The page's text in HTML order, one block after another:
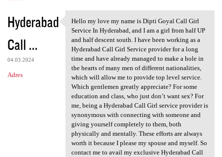
Hyderabad
Call ...
04.03.2024
Adres
Hello my love my name is
Hello my love my name is Dipti Goyal Call Girl
Service In Hyderabad, and I am a girl from half UP
and half descent south. I have been working as a
Hyderabad Call Girl Service provider for a long
time and have already managed to make a hole in
the hearts of many men of different nationalities,
which will allow me to provide top level service.
Which gentlemen greatly appreciate? For some
education and class, who just don’t want sex? For
me, being a Hyderabad Call Girl service provider is
synonymous with connecting with someone and
giving yourself completely to them, both
physically and mentally. These efforts are always
worth it because I please my spouse and myself. So
contact me to avail my exclusive Hyderabad Call